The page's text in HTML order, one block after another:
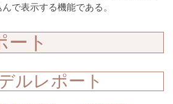
で表示する機能である。
ート
ルレポート